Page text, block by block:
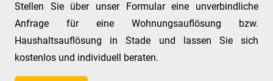
Stellen Sie über unser Formular eine unverbindliche
Anfrage für eine Wohnungsauflösung bzw.
Haushaltsauflösung in Stade und lassen Sie sich
kostenlos und individuell beraten.